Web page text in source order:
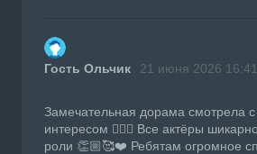
Гость Ольчик 21 июня 2026 16:41
Замечательная дорама смотрела
интересом 👍🏼🔥 Все актёры
роли 👏🏼🥰❤️ Ребятам огромное